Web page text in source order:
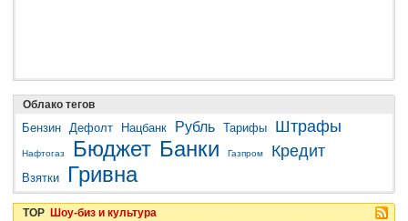
Облако тегов
Бензин Дефолт Нацбанк Рубль Тарифы Штрафы
Нафтогаз Бюджет Банки Газпром Кредит
Взятки Гривна
TOP Шоу-биз и культура